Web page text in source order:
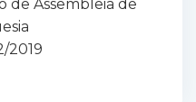
de Assembleia de
2019